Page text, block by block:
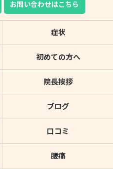
お問い合わせはこちら
症状
初めての方へ
院長挨拶
ブログ
口コミ
腰痛